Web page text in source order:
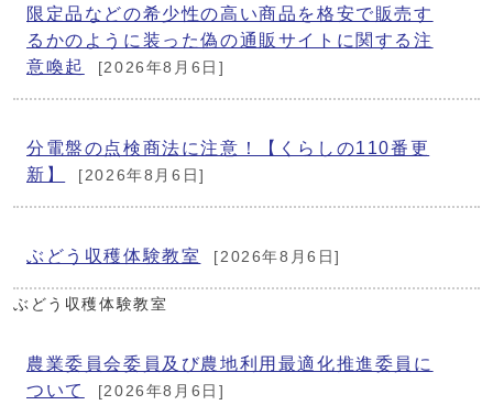
限定品などの希少性の高い商品を格安で販売す
るかのように装った偽の通販サイトに関する注
意喚起
[2026年8月6日]
分電盤の点検商法に注意！【くらしの110番更
新】
[2026年8月6日]
ぶどう収穫体験教室 [2026年8月6日]
ぶどう収穫体験教室
農業委員会委員及び農地利用最適化推進委員に
ついて
[2026年8月6日]